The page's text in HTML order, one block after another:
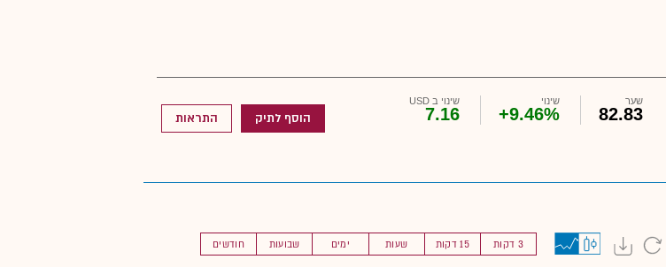
שער
82.83
שינוי
+9.46%
שינוי ב USD
7.16 הוסף לתיק התראות
חודשים שבועות ימים שעות 15 דקות 3 דקות